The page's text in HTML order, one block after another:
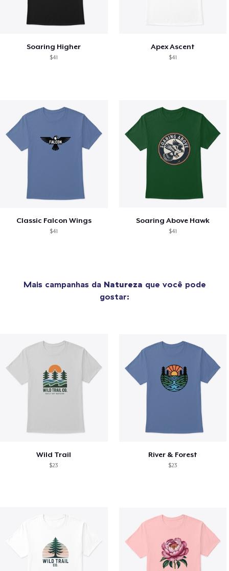
Soaring Higher
$41
Apex Ascent
$41
Classic Falcon Wings
$41
Soaring Above Hawk
$41
Mais campanhas da Natureza que você pode
gostar:
Wild Trail
$23
River & Forest
$23